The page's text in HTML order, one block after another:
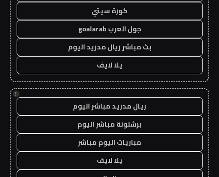
كورة سيتي
جول العرب goalarab
بث مباشر ريال مدريد اليوم
يلا لايف
!
ريال مدريد مباشر اليوم
برشلونة مباشر اليوم
مباريات اليوم مباشر
يلا لايف